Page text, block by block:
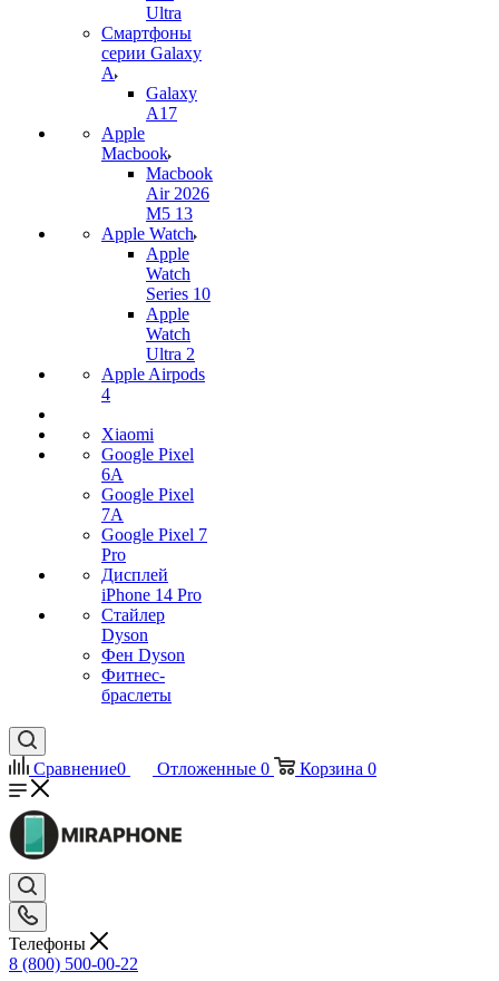
Ultra
Смартфоны
серии Galaxy
A
Galaxy
A17
Apple
Macbook
Macbook
Air 2026
M5 13
Apple Watch
Apple
Watch
Series 10
Apple
Watch
Ultra 2
Apple Airpods
4
Xiaomi
Google Pixel
6A
Google Pixel
7А
Google Pixel 7
Pro
Дисплей
iPhone 14 Pro
Стайлер
Dyson
Фен Dyson
Фитнес-
браслеты
Сравнение0 Отложенные 0 Корзина 0
Телефоны
8 (800) 500-00-22